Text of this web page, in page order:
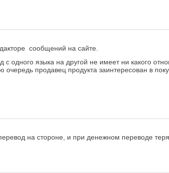
сообщений на сайте.
одного языка на другой не имеет ни какого
очередь продавец продукта заинтересован в
на стороне, и при денежном переводе